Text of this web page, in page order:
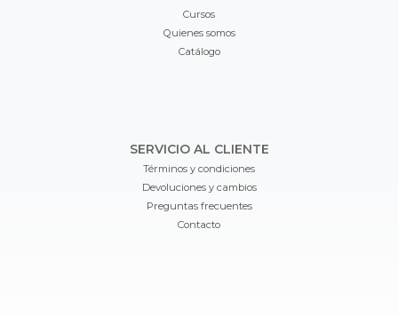
Cursos
Quienes somos
Catálogo
SERVICIO AL CLIENTE
Términos y condiciones
Devoluciones y cambios
Preguntas frecuentes
Contacto